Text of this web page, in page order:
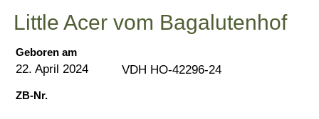
Little Acer vom Bagalutenhof
Geboren am
22. April 2024
ZB-Nr.
VDH HO-42296-24